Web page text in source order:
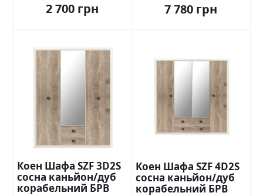
2 700 грн 7 780 грн
Коен Шафа SZF 3D2S
сосна каньйон/дуб
корабельний БРВ
Коен Шафа SZF 4D2S
сосна каньйон/дуб
корабельний БРВ